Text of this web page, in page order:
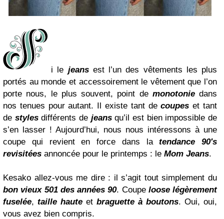
i le jeans est l’un des vêtements les plus
portés au monde et accessoirement le vêtement que l’on
porte nous, le plus souvent, point de monotonie dans
nos tenues pour autant. Il existe tant decoupeset tant
de stylesdifférents de jeansqu’il est bien impossible de
s’en lasser ! Aujourd’hui, nous nous intéressons à une
coupe qui revient en force dans latendance 90′s
revisitées annoncée pour le printemps : le Mom Jeans.
Kesako allez-vous me dire : il s’agit tout simplement du
bon vieux 501 des années 90. Coupe loose légèrement
fuselée, taille haute et braguette à boutons. Oui, oui,
vous avez bien compris.